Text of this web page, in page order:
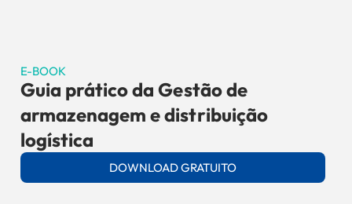
E-BOOK
Guia prático da Gestão de
armazenagem e distribuição
logística
DOWNLOAD GRATUITO